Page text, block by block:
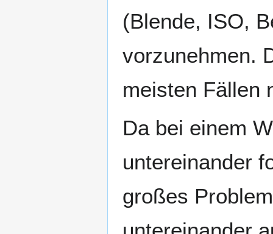
(Blende, ISO,
vorzunehmen.
meisten Fällen
Da bei einem
untereinander
großes